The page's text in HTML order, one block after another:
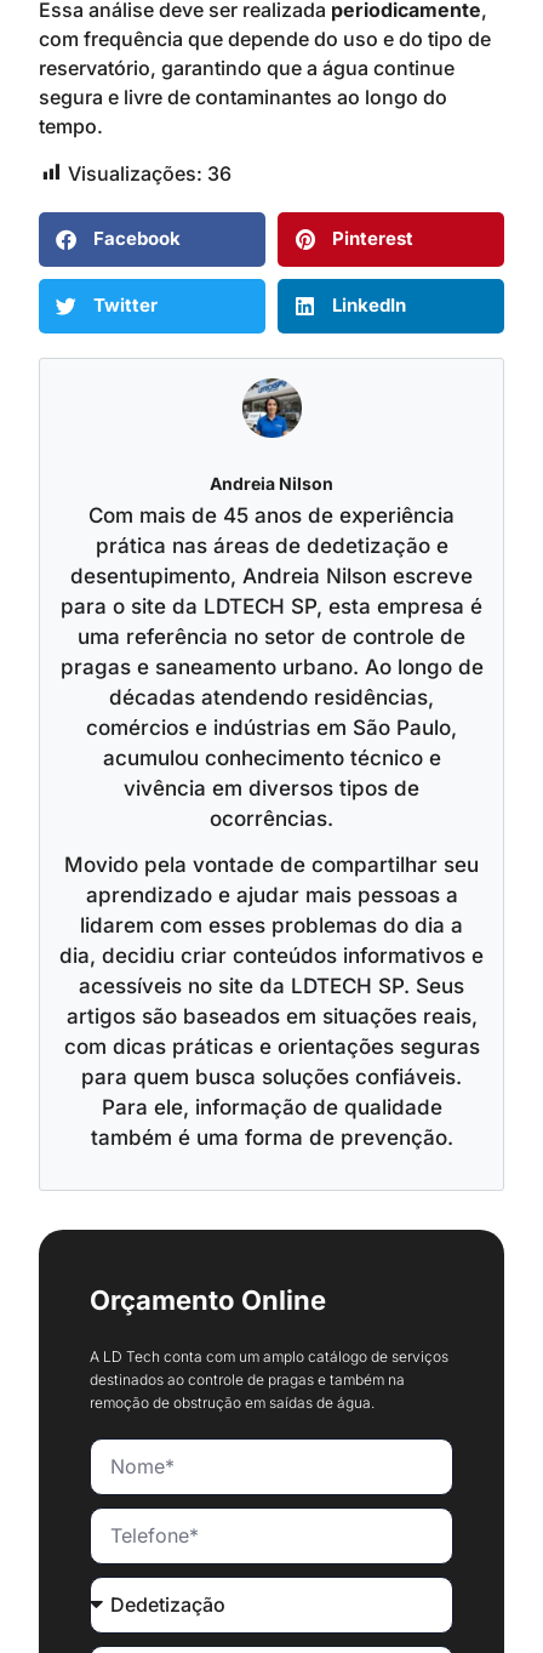
Essa análise deve ser realizada periodicamente,
com frequência que depende do uso e do tipo de
reservatório, garantindo que a água continue
segura e livre de contaminantes ao longo do
tempo.
Visualizações: 36
Facebook Pinterest
Twitter LinkedIn
Andreia Nilson
Com mais de 45 anos de experiência
prática nas áreas de dedetização e
desentupimento, Andreia Nilson escreve
para o site da LDTECH SP, esta empresa é
uma referência no setor de controle de
pragas e saneamento urbano. Ao longo de
décadas atendendo residências,
comércios e indústrias em São Paulo,
acumulou conhecimento técnico e
vivência em diversos tipos de
ocorrências.
Movido pela vontade de compartilhar seu
aprendizado e ajudar mais pessoas a
lidarem com esses problemas do dia a
dia, decidiu criar conteúdos informativos e
acessíveis no site da LDTECH SP. Seus
artigos são baseados em situações reais,
com dicas práticas e orientações seguras
para quem busca soluções confiáveis.
Para ele, informação de qualidade
também é uma forma de prevenção.
Orçamento Online
A LD Tech conta com um amplo catálogo de serviços
destinados ao controle de pragas e também na
remoção de obstrução em saídas de água.